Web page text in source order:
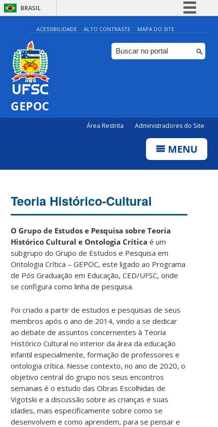
BRASIL
Simplifique!
Comunica BR
Participe
ACESSIBILIDADE ALTO CONTRASTE MAPA DO SITE
GEPOC
Área Restrita Administradores do Site
MENU
Teoria Histórico-Cultural
O Grupo de Estudos e Pesquisa sobre Teoria
Histórico Cultural e Ontologia Críticaé um
subgrupo do Grupo de Estudos e Pesquisa em
Ontologia Crítica – GEPOC, este ligado ao Programa
de Pós Graduação em Educação, CED/UFSC, onde
se configura como linha de pesquisa.
Foi criado a partir de estudos e pesquisas de seus
membros após o ano de 2014, vindo a se dedicar
ao debate de assuntos concernentes à Teoria
Histórico Cultural no interior da área da educação
infantil especialmente, formação de professores e
ontologia crítica. Nesse contexto, no ano de 2020, o
objetivo central do grupo nos seus encontros
semanais é o estudo das Obras Escolhidas de
Vigotski e a discussão sobre as crianças e suas
idades, mais especificamente sobre como se
desenvolvem e como aprendem, para se pensar e